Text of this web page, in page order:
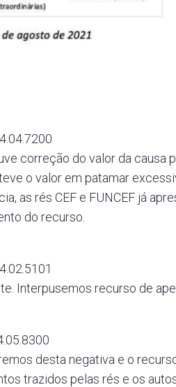
correção do valor da causa
o valor em patamar
as rés CEF e FUNCEF já
do recurso.
Interpusemos recurso de
desta negativa e o
trazidos pelas rés e os